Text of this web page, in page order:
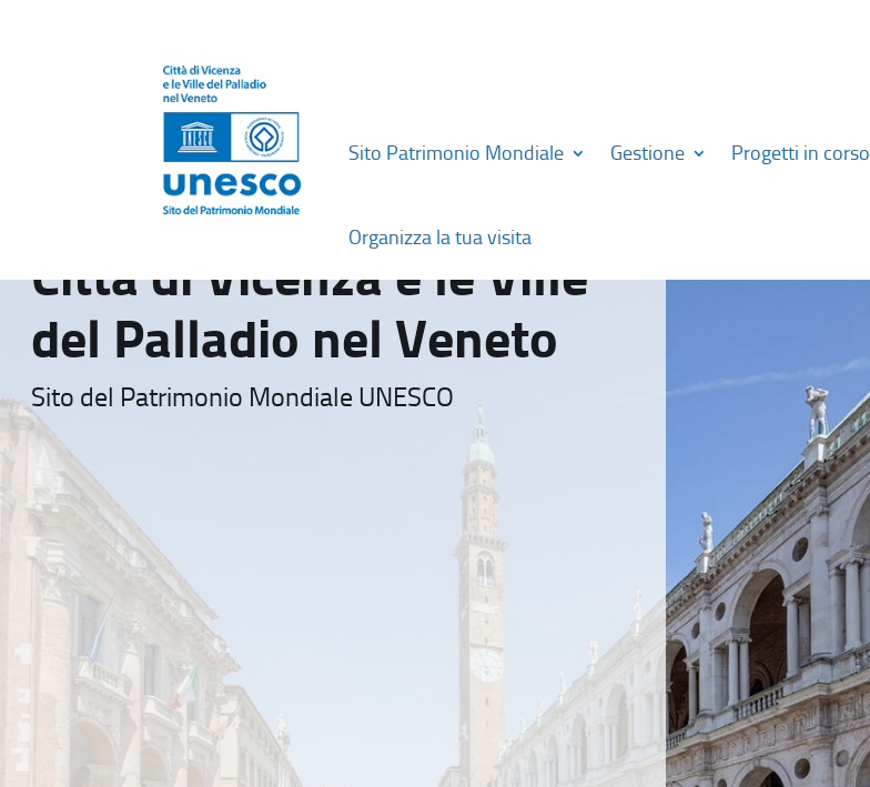
Sito Patrimonio Mondiale Gestione Progetti in corso
Organizza la tua visita
Città di Vicenza e le Ville
del Palladio nel Veneto
Sito del Patrimonio Mondiale UNESCO